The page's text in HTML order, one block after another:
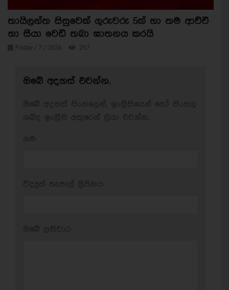
තායිලන්ත සිසුවෙක් ගුරුවරු 5ක් හා තම ආච්චි
හා සීයා වෙඩි තබා ඝාතනය කරයි
Friday / 7 / 2026 297
ඔබේ අදහස් එවන්න.